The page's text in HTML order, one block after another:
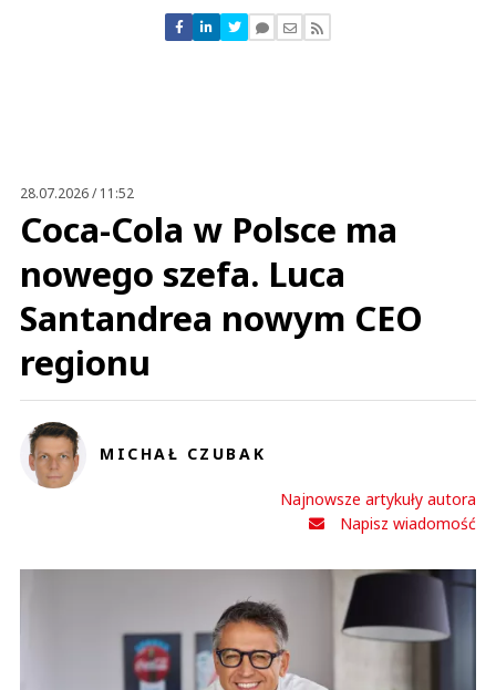
Nie znaleziono komentarzy
Zostaw swoje komentarze
28.07.2026 / 11:52
Coca-Cola w Polsce ma
nowego szefa. Luca
Santandrea nowym CEO
regionu
MICHAŁ CZUBAK
Najnowsze artykuły autora
Napisz wiadomość